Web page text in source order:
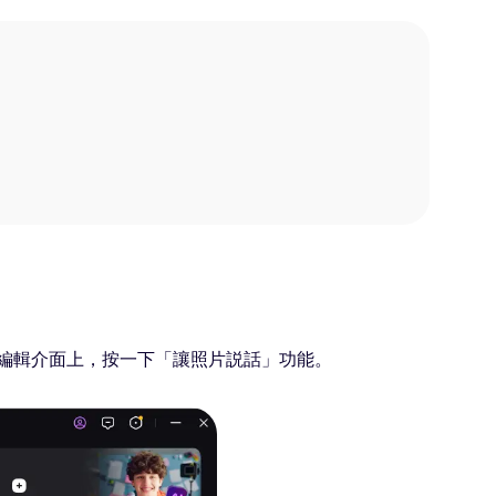
輯介面上，按一下「讓照片説話」功能。